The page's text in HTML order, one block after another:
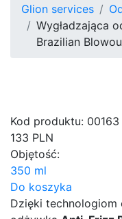
Glion services
Wygładzająca
Brazilian
Kod produktu: 00163
133 PLN
Objętość:
350 ml
Do koszyka
Dzięki technologiom